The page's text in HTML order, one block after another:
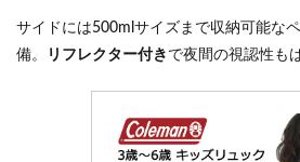
サイドには500mlサイズまで収納可能な
備。
リフレクター付き で夜間の視認性も